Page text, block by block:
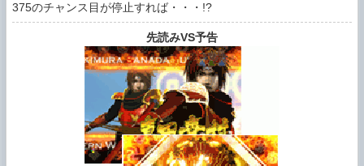
375のチャンス目が停止すれば・・・!?
先読みVS予告